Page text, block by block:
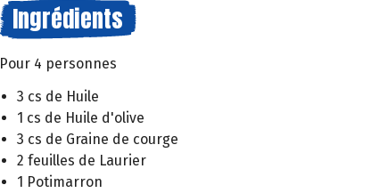
Ingrédients
Pour 4 personnes
3 cs de Huile
1 cs de Huile d'olive
3 cs de Graine de courge
2 feuilles de Laurier
1 Potimarron